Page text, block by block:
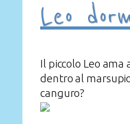
Leo
Il piccolo Leo
dentro al
canguro?